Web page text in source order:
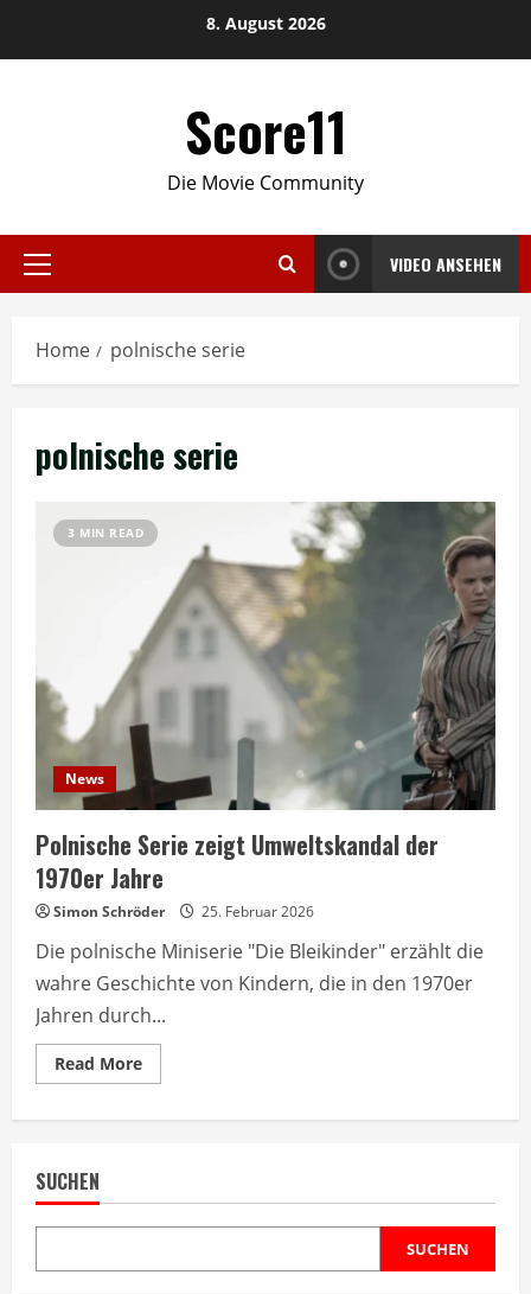
8. August 2026
Score11
Die Movie Community
Primary
VIDEO ANSEHEN
Home polnische serie
polnische serie
3 MIN READ
News
Polnische Serie zeigt Umweltskandal der
1970er Jahre
Simon Schröder 25. Februar 2026
Die polnische Miniserie "Die Bleikinder" erzählt die
wahre Geschichte von Kindern, die in den 1970er
Jahren durch...
Read MoreRead
more
Jahre
SUCHEN
SUCHEN